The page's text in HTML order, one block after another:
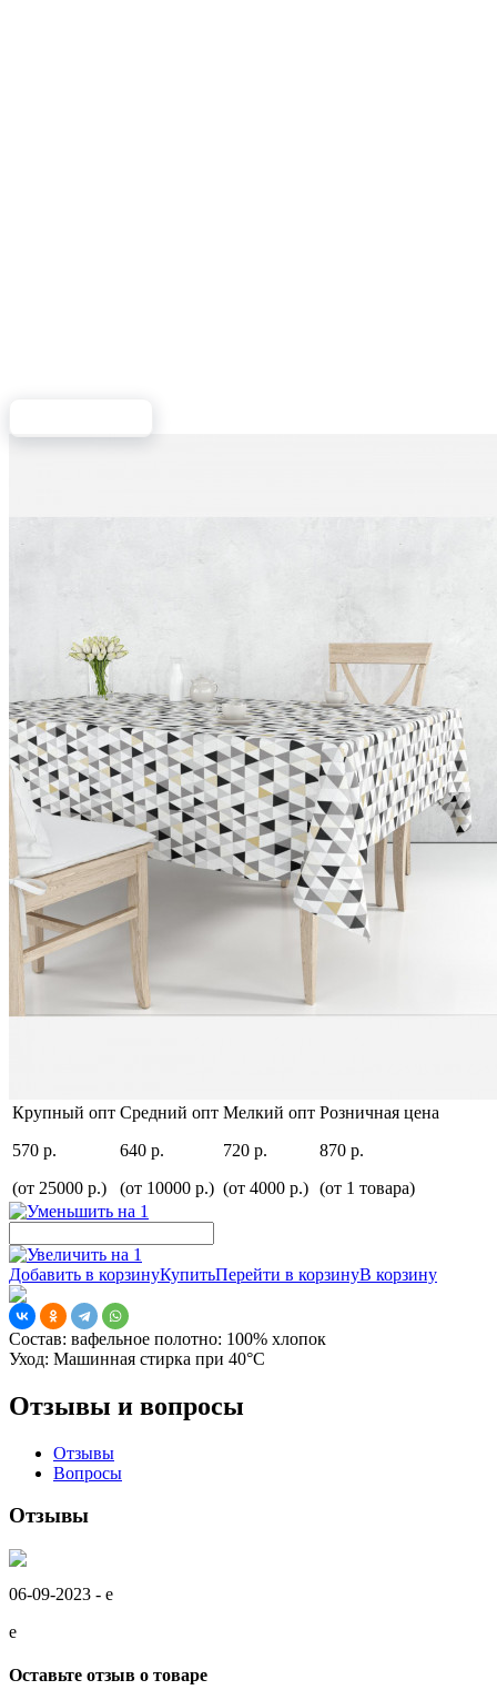
Крупный опт
570 р.
(от 25000 р.)
Средний опт
640 р.
(от 10000 р.)
Мелкий опт
720 р.
(от 4000 р.)
Розничная цена
870 р.
(от 1 товара)
Добавить в корзинуКупитьПерейти в корзинуВ корзину
Состав: вафельное полотно: 100% хлопок
Уход: Машинная стирка при 40°С
Отзывы и вопросы
Отзывы
Вопросы
Отзывы
06-09-2023 - e
e
Оставьте отзыв о товаре